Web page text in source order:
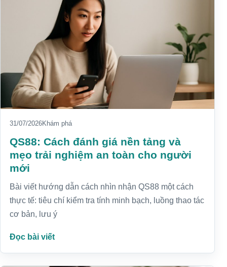
31/07/2026Khám phá
QS88: Cách đánh giá nền tảng và
mẹo trải nghiệm an toàn cho người
mới
Bài viết hướng dẫn cách nhìn nhận QS88 một cách
thực tế: tiêu chí kiểm tra tính minh bạch, luồng thao tác
cơ bản, lưu ý
Đọc bài viết